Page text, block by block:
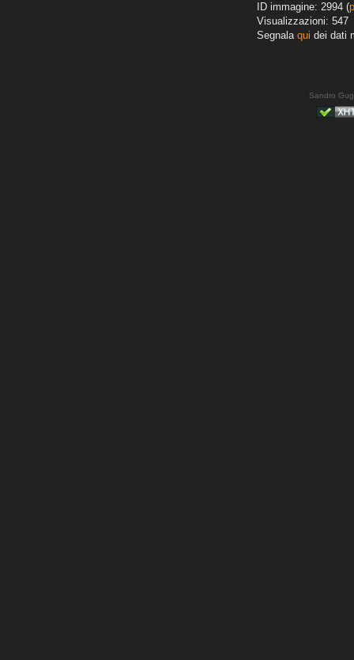
ID immagine: 2994 (
Visualizzazioni: 547
Segnala qui dei dati
Sandro